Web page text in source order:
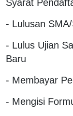
Syarat
- Lulusan
- Lulus Ujian
Baru
- Membayar
- Mengisi